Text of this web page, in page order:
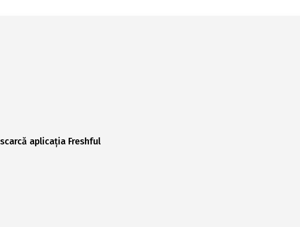
aplicația Freshful